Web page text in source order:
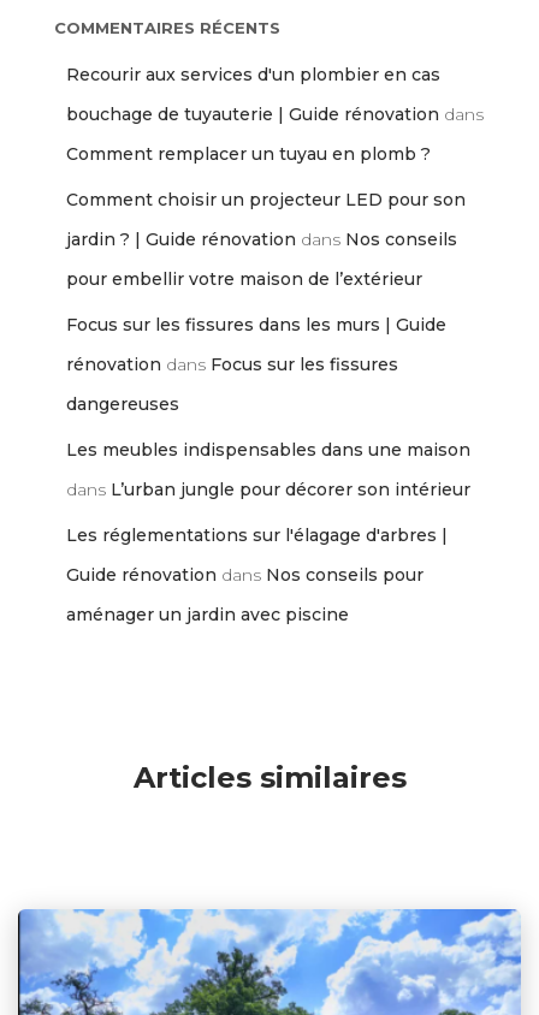
COMMENTAIRES RÉCENTS
Recourir aux services d'un plombier en cas
bouchage de tuyauterie | Guide rénovation dans
Comment remplacer un tuyau en plomb ?
Comment choisir un projecteur LED pour son
jardin ? | Guide rénovation dans Nos conseils
pour embellir votre maison de l’extérieur
Focus sur les fissures dans les murs | Guide
rénovation dans Focus sur les fissures
dangereuses
Les meubles indispensables dans une maison
dans L’urban jungle pour décorer son intérieur
Les réglementations sur l'élagage d'arbres |
Guide rénovation dans Nos conseils pour
aménager un jardin avec piscine
Articles similaires